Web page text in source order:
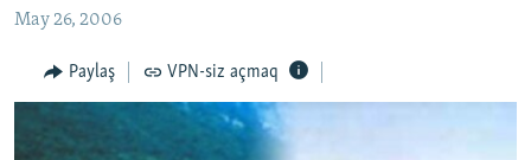
FƏRQƏ BAX
QANUNI DOĞRU
ARAŞDIRMA
May 26, 2006
Paylaş VPN-siz açmaq